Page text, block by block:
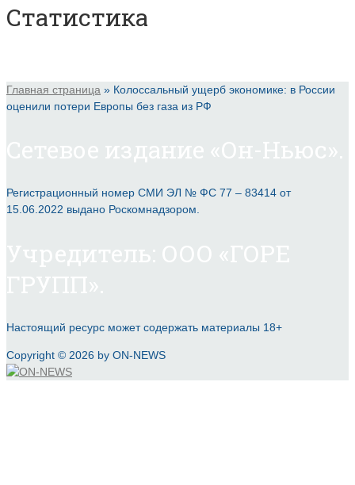
Статистика
Главная страница » Колоссальный ущерб экономике: в России
оценили потери Европы без газа из РФ
Регистрационный номер СМИ ЭЛ № ФС 77 – 83414 от
15.06.2022 выдано Роскомнадзором.
Настоящий ресурс может содержать материалы 18+
Copyright © 2026 by ON-NEWS